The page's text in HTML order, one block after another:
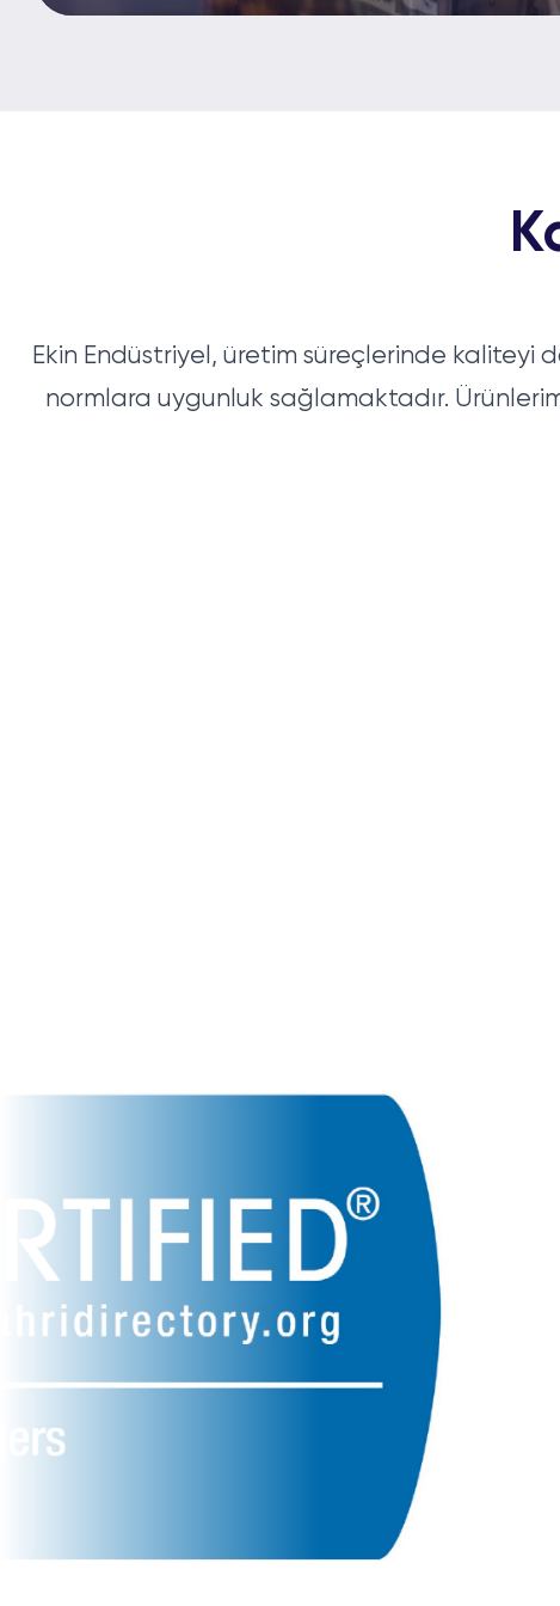
Ekin Endüstriyel, üretim süreçlerinde kaliteyi
normlara uygunluk sağlamaktadır.